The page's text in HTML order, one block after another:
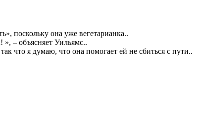
поскольку она уже вегетарианка..
», – объясняет Уильямс..
что я думаю, что она помогает ей не сбиться с пути..